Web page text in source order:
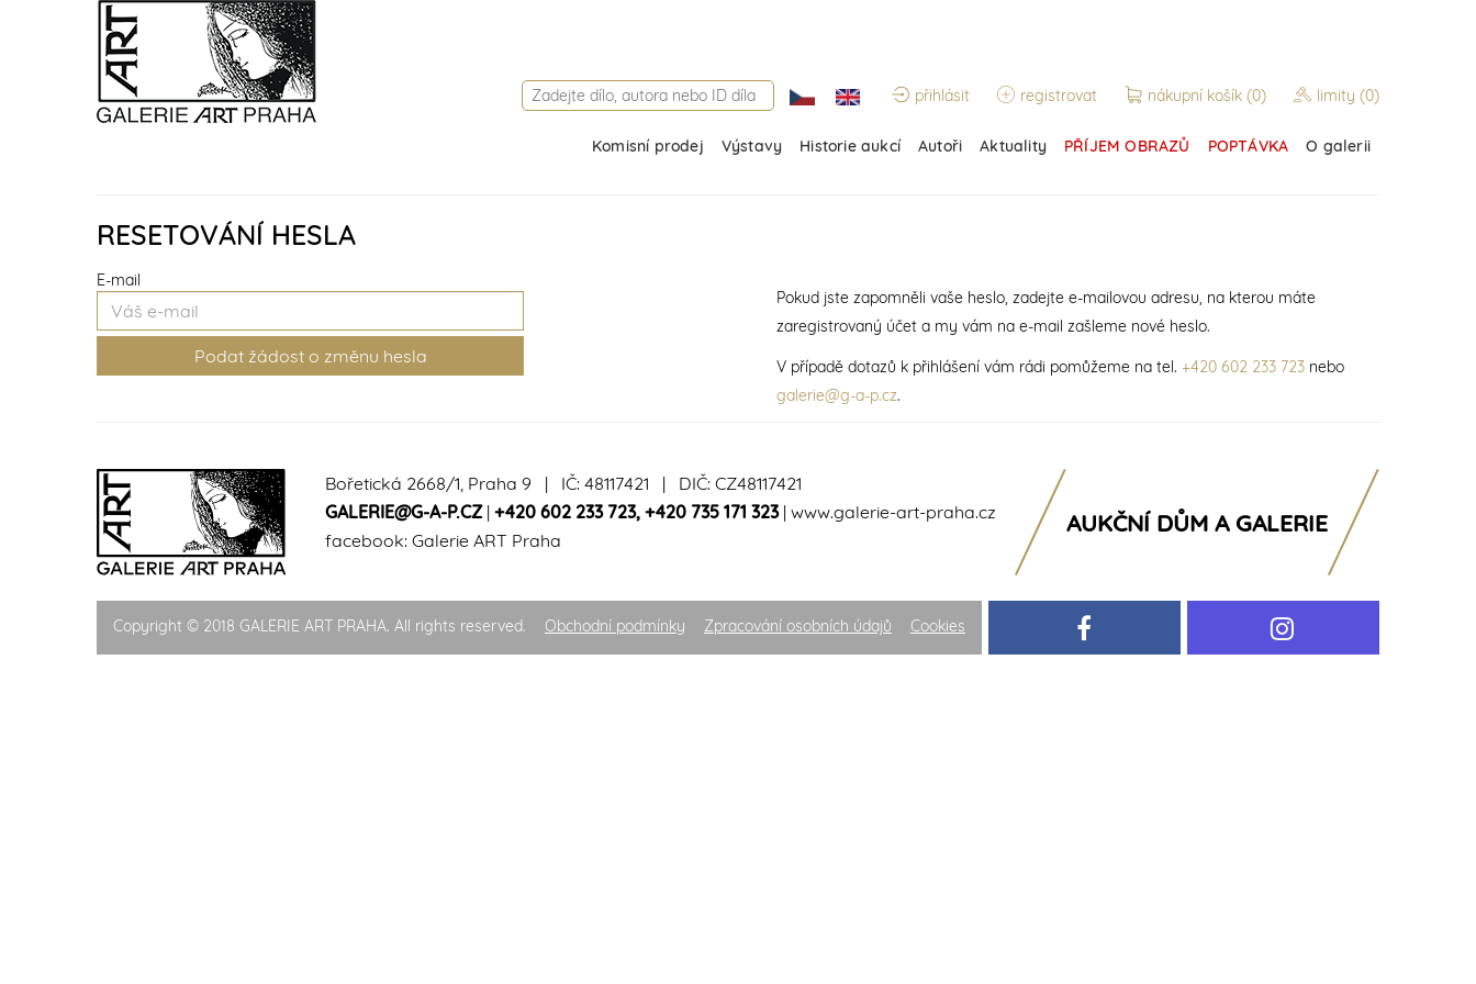
přihlásit registrovat nákupní košík (0) limity (0)
Komisní prodej Výstavy Historie aukcí Autoři Aktuality PŘÍJEM OBRAZŮ POPTÁVKA O galerii
RESETOVÁNÍ HESLA
E-mail
Pokud jste zapomněli vaše heslo, zadejte e-mailovou adresu, na kterou máte
zaregistrovaný účet a my vám na e-mail zašleme nové heslo.
V případě dotazů k přihlášení vám rádi pomůžeme na tel. +420 602 233 723nebo
galerie@g-a-p.cz.
Bořetická 2668/1, Praha 9 | IČ: 48117421 | DIČ: CZ48117421
GALERIE@G-A-P.CZ| +420 602 233 723, +420 735 171 323| www.galerie-art-praha.cz
facebook: Galerie ART Praha
AUKČNÍ DŮM A GALERIE
Copyright © 2018 GALERIE ART PRAHA. All rights reserved. Obchodní podmínky Zpracování osobních údajů Cookies